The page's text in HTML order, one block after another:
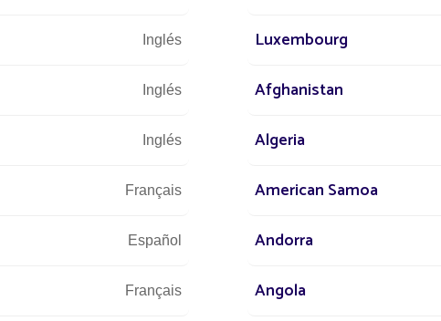
LOS RETOS DEL PROYECTO
Proteger el medio ambiente
Inglés Luxembourg
Inglés Afghanistan
Inglés Algeria
Français American Samoa
Español Andorra
Français Angola